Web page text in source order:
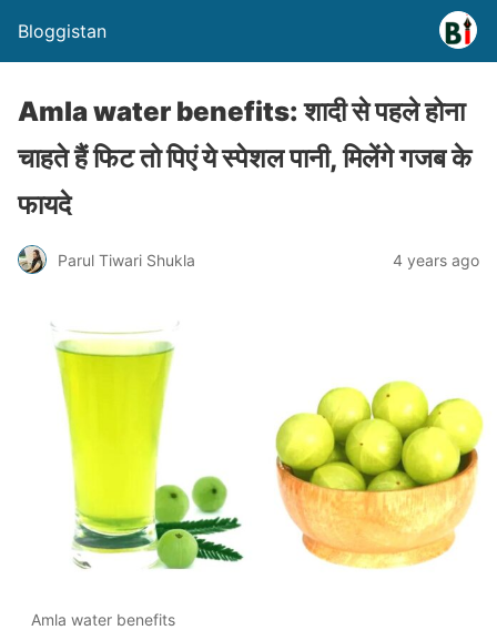
Bloggistan
Amla water benefits: शादी से पहले होना
चाहते हैं फिट तो पिएं ये स्पेशल पानी, मिलेंगे गजब के
फायदे
Parul Tiwari Shukla 4 years ago
Amla water benefits